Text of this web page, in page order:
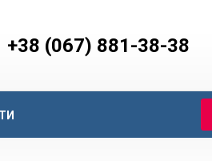
+38 (067) 881-38-38